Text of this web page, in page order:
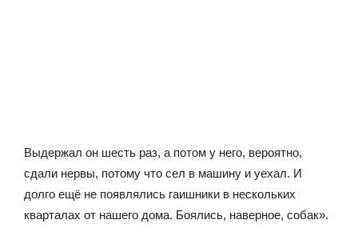
Выдержал он шесть раз, а потом у него, вероятно,
сдали нервы, потому что сел в машину и уехал. И
долго ещё не появлялись гаишники в нескольких
кварталах от нашего дома. Боялись, наверное, собак».